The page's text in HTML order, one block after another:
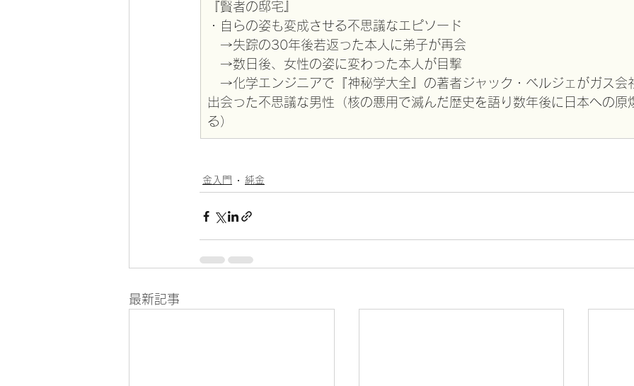
『賢者の邸宅』
・自らの姿も変成させる不思議なエピソード
→失踪の30年後若返った本人に弟子が再会
→数日後、女性の姿に変わった本人が目撃
→化学エンジニアで『神秘学大全』の著者ジャック・ベルジェがガス会
出会った不思議な男性（核の悪用で滅んだ歴史を語り数年後に日本への原
る）
金入門 純金
最新記事